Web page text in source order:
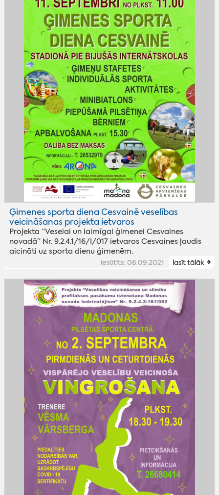
Ģimenes sporta diena Cesvainē veselības
veicināšanas projekta ietvaros
Projekta “Veselai un laimīgai ģimenei Cesvaines
novadā” Nr. 9.2.4.1/16/I/017 ietvaros Cesvaines ļaudis
aicināti uz sporta dienu ģimenēm.
iesūtīts: 06.09.2021 lasīt tālāk